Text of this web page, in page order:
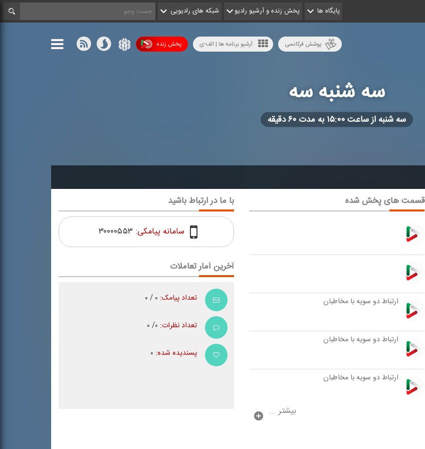
پایگاه ها پخش زنده و آرشیو رادیو شبکه های رادیویی
پخش زنده آرشیو برنامه ها | الف-ی پوشش فرکانسی
سه شنبه سه
سه شنبه از ساعت ۱۵:۰۰ به مدت ۶۰ دقیقه
قسمت های پخش شده
ارتباط دو سویه با مخاطبان
ارتباط دو سویه با مخاطبان
ارتباط دو سویه با مخاطبان
بیشتر ...
با ما در ارتباط باشید
سامانه پیامکی: ۳۰۰۰۰۵۵۳
آخرین آمار تعاملات
تعداد پیامک:
تعداد نظرات:
پسندیده شده: